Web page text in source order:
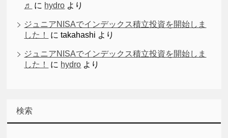
♬
に hydro より
ジュニアNISAでインデックス積立投資を開始しま
した！
にtakahashi より
ジュニアNISAでインデックス積立投資を開始しま
した！
に hydro より
検索